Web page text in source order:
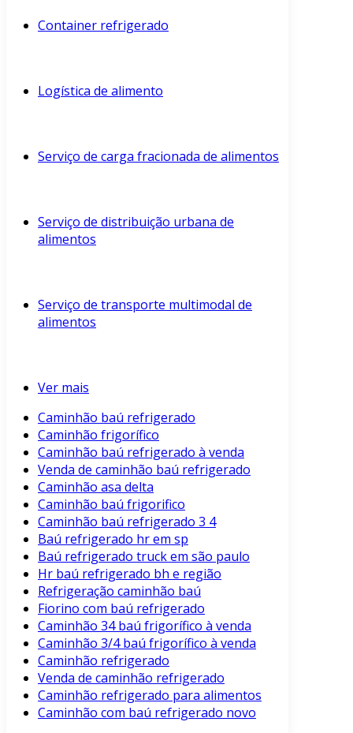
Container refrigerado
Logística de alimento
Serviço de carga fracionada de alimentos
Serviço de distribuição urbana de
alimentos
Serviço de transporte multimodal de
alimentos
Ver mais
Caminhão baú refrigerado
Caminhão frigorífico
Caminhão baú refrigerado à venda
Venda de caminhão baú refrigerado
Caminhão asa delta
Caminhão baú frigorifico
Caminhão baú refrigerado 3 4
Baú refrigerado hr em sp
Baú refrigerado truck em são paulo
Hr baú refrigerado bh e região
Refrigeração caminhão baú
Fiorino com baú refrigerado
Caminhão 34 baú frigorífico à venda
Caminhão 3/4 baú frigorífico à venda
Caminhão refrigerado
Venda de caminhão refrigerado
Caminhão refrigerado para alimentos
Caminhão com baú refrigerado novo